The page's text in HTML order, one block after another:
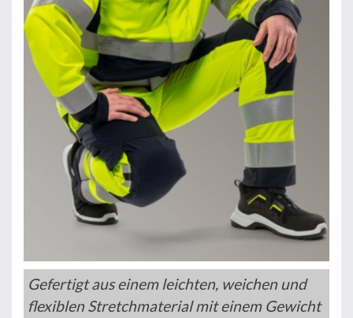
Gefertigt aus einem leichten, weichen und
flexiblen Stretchmaterial mit einem Gewicht